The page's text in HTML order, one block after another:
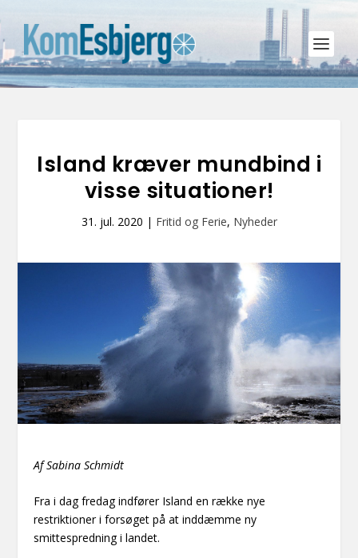
Island kræver mundbind i
visse situationer!
31. jul. 2020 | Fritid og Ferie, Nyheder
Af Sabina Schmidt
Fra i dag fredag indfører Island en række nye
restriktioner i forsøget på at inddæmme ny
smittespredning i landet.